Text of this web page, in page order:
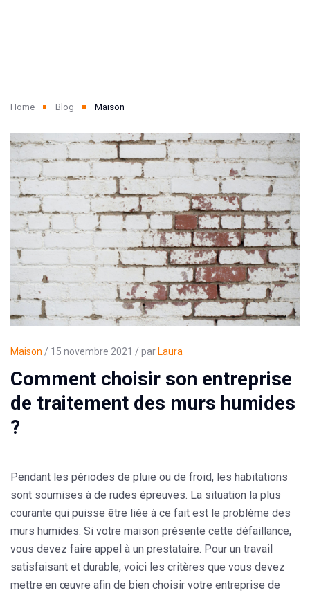
Home Blog Maison
Maison / 15 novembre 2021 / par Laura
Comment choisir son entreprise
de traitement des murs humides
?
Pendant les périodes de pluie ou de froid, les habitations
sont soumises à de rudes épreuves. La situation la plus
courante qui puisse être liée à ce fait est le problème des
murs humides. Si votre maison présente cette défaillance,
vous devez faire appel à un prestataire. Pour un travail
satisfaisant et durable, voici les critères que vous devez
mettre en œuvre afin de bien choisir votre entreprise de